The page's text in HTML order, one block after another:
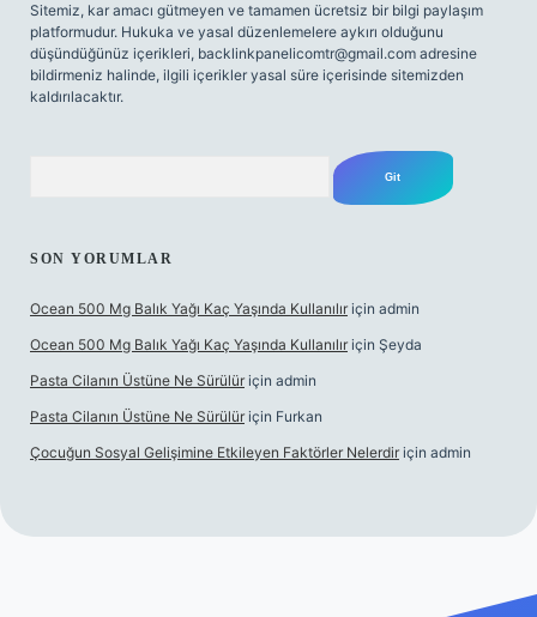
Sitemiz, kar amacı gütmeyen ve tamamen ücretsiz bir bilgi paylaşım
platformudur. Hukuka ve yasal düzenlemelere aykırı olduğunu
düşündüğünüz içerikleri, backlinkpanelicomtr@gmail.com adresine
bildirmeniz halinde, ilgili içerikler yasal süre içerisinde sitemizden
kaldırılacaktır.
SON YORUMLAR
Ocean 500 Mg Balık Yağı Kaç Yaşında Kullanılır için admin
Ocean 500 Mg Balık Yağı Kaç Yaşında Kullanılır için Şeyda
Pasta Cilanın Üstüne Ne Sürülür için admin
Pasta Cilanın Üstüne Ne Sürülür için Furkan
Çocuğun Sosyal Gelişimine Etkileyen Faktörler Nelerdir için admin